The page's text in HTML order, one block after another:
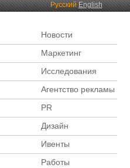
РусскийEnglish
Новости
Маркетинг
Исследования
Агентство рекламы
PR
Дизайн
Ивенты
Работы